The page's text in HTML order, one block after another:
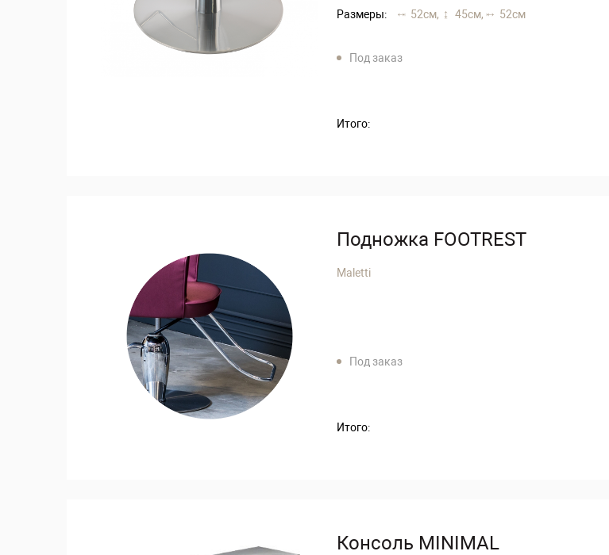
Размеры: 52 см, 45 см, 52 см
Под заказ
Итого:
Подножка FOOTREST
Maletti
Под заказ
Итого:
Консоль MINIMAL